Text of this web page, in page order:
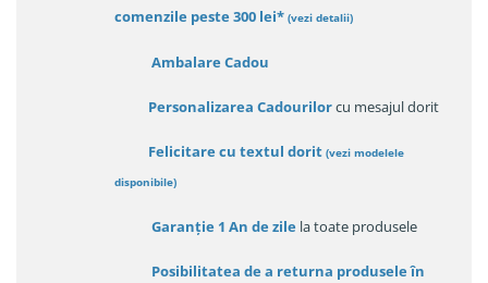
comenzile peste 300 lei* (vezi detalii)
Ambalare Cadou
Personalizarea Cadourilorcu mesajul dorit
Felicitare cu textul dorit (vezi modelele
disponibile)
Garanție 1 An de zile la toate produsele
Posibilitatea de a returna produsele în